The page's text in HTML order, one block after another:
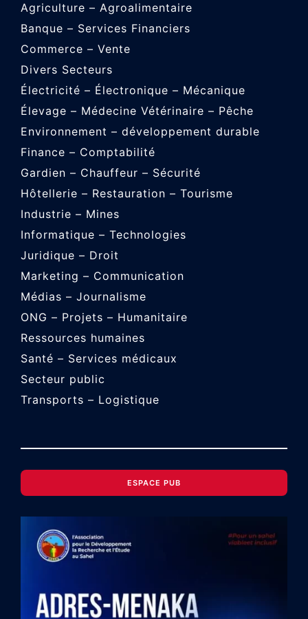
Agriculture – Agroalimentaire
Banque – Services Financiers
Commerce – Vente
Divers Secteurs
Électricité – Électronique – Mécanique
Élevage – Médecine Vétérinaire – Pêche
Environnement – développement durable
Finance – Comptabilité
Gardien – Chauffeur – Sécurité
Hôtellerie – Restauration – Tourisme
Industrie – Mines
Informatique – Technologies
Juridique – Droit
Marketing – Communication
Médias – Journalisme
ONG – Projets – Humanitaire
Ressources humaines
Santé – Services médicaux
Secteur public
Transports – Logistique
ESPACE PUB